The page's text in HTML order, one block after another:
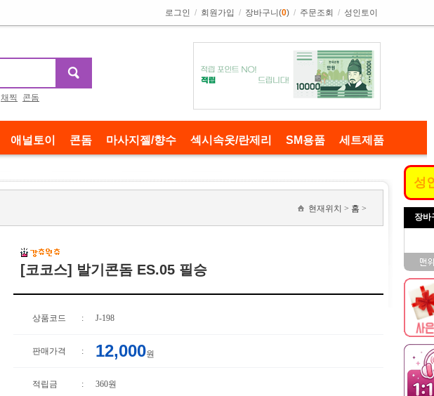
로그인 / 회원가입 / 장바구니(0) / 주문조회 / 성인토이
채찍 콘돔
애널토이 콘돔 마사지젤/향수 섹시속옷/란제리 SM용품 세트제품
현재위치 > 홈 >
[코코스] 발기콘돔 ES.05 필승
상품코드 : J-198
판매가격 : 12,000원
적립금 : 360원
성
장바